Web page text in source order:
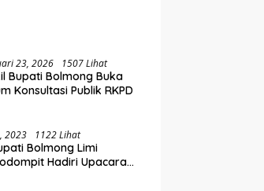
59
Gorontalo, Wawali Rendy
Dorong Inklusi Keuangan dan
Pembiayaan UMKM
23, 2026 1507 Lihat
Bupati Bolmong Buka
Konsultasi Publik RKPD
2023 1122 Lihat
Bolmong Limi
Hadiri Upacara